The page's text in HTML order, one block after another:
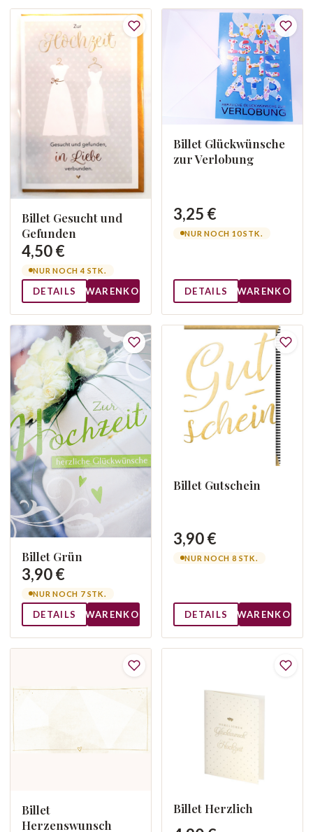
Billet Gesucht und
Gefunden
4,50 €
NUR NOCH 4 STK.
DETAILS WARENKORB
Billet Glückwünsche
zur Verlobung
3,25 €
NUR NOCH 10 STK.
DETAILS WARENKORB
Billet Grün
3,90 €
NUR NOCH 7 STK.
DETAILS WARENKORB
Billet Gutschein
3,90 €
NUR NOCH 8 STK.
DETAILS WARENKORB
Billet
Herzenswunsch
Billet Herzlich